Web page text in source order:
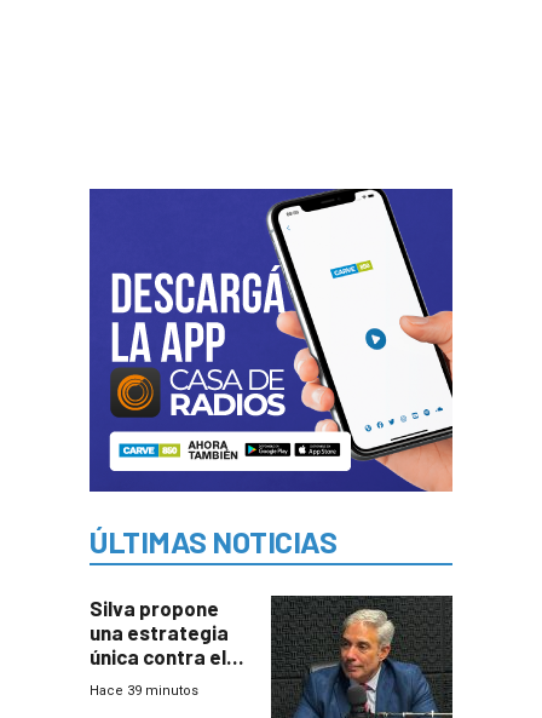
ÚLTIMAS NOTICIAS
Silva propone
una estrategia
única contra el
narcotráfico y
Hace 39 minutos